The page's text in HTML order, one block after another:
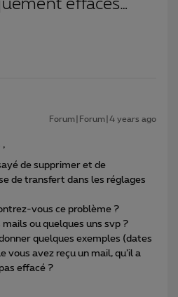
effacés…
Forum|Forum|4 years ago
,
de supprimer et de
de transfert dans les réglages
vous ce problème ?
ou quelques uns svp ?
quelques exemples (dates
vous avez reçu un mail, qu’il a
effacé ?